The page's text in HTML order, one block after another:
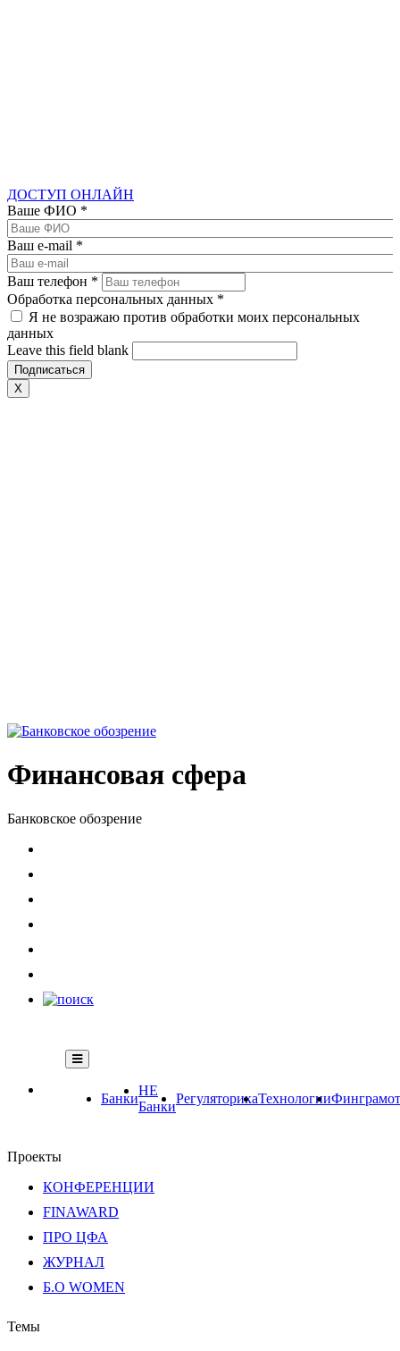
ДОСТУП ОНЛАЙН
Ваше ФИО *
Ваш e-mail *
Ваш телефон *
Обработка персональных данных *
Я не возражаю против обработки моих персональных
данных
Leave this field blank
X
Финансовая сфера
Банковское обозрение
Банки
НЕ
Банки
РегуляторикаТехнологии
Проекты
КОНФЕРЕНЦИИ
FINAWARD
ПРО ЦФА
ЖУРНАЛ
Б.О WOMEN
Темы